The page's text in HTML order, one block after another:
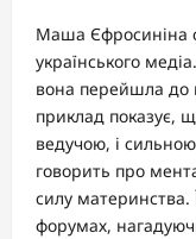
Маша Єфросиніна
українського
вона перейшла до
приклад показує,
ведучою, і
говорить про
силу материнства.
форумах,